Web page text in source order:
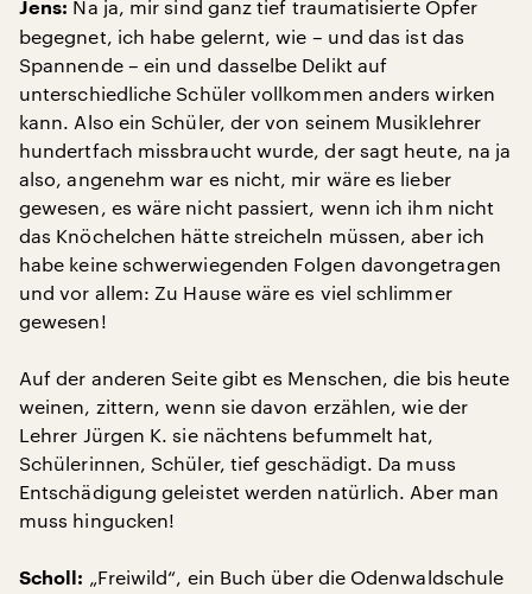
Jens: Na ja, mir sind ganz tief traumatisierte Opfer
begegnet, ich habe gelernt, wie – und das ist das
Spannende – ein und dasselbe Delikt auf
unterschiedliche Schüler vollkommen anders wirken
kann. Also ein Schüler, der von seinem Musiklehrer
hundertfach missbraucht wurde, der sagt heute, na ja
also, angenehm war es nicht, mir wäre es lieber
gewesen, es wäre nicht passiert, wenn ich ihm nicht
das Knöchelchen hätte streicheln müssen, aber ich
habe keine schwerwiegenden Folgen davongetragen
und vor allem: Zu Hause wäre es viel schlimmer
gewesen!
Auf der anderen Seite gibt es Menschen, die bis heute
weinen, zittern, wenn sie davon erzählen, wie der
Lehrer Jürgen K. sie nächtens befummelt hat,
Schülerinnen, Schüler, tief geschädigt. Da muss
Entschädigung geleistet werden natürlich. Aber man
muss hingucken!
Scholl: „Freiwild“, ein Buch über die Odenwaldschule